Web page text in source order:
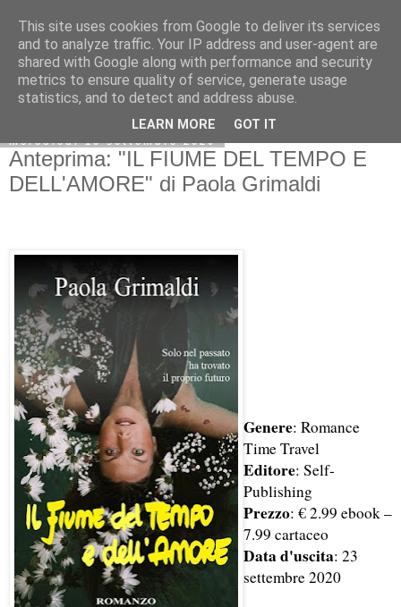
mercoledì 16 settembre 2020
Anteprima: "IL FIUME DEL TEMPO E
DELL'AMORE" di Paola Grimaldi
Genere: Romance
Time Travel
Editore: Self-
Publishing
Prezzo: € 2.99 ebook –
7.99 cartaceo
Data d'uscita: 23
settembre 2020
This site uses cookies from Google to deliver its services
and to analyze traffic. Your IP address and user-agent are
shared with Google along with performance and security
metrics to ensure quality of service, generate usage
statistics, and to detect and address abuse.
LEARN MORE GOT IT